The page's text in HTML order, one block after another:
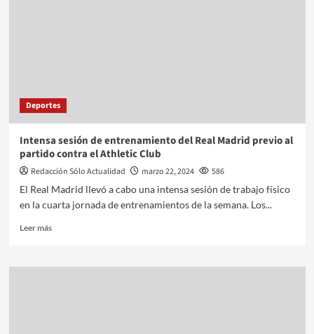
Deportes
Intensa sesión de entrenamiento del Real Madrid previo al
partido contra el Athletic Club
Redacción Sólo Actualidad marzo 22, 2024
586
El Real Madrid llevó a cabo una intensa sesión de trabajo físico
en la cuarta jornada de entrenamientos de la semana. Los...
Leer más